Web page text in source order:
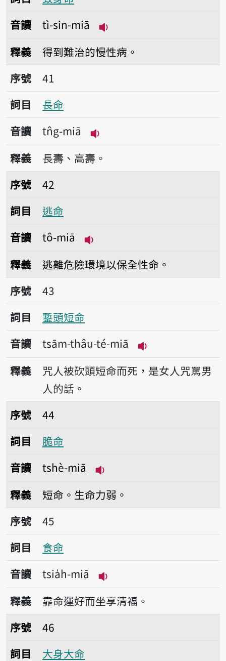
音讀
tì-sin-miā
釋義
得到難治的慢性病。
序號41長命
序號
41
詞目
長命
音讀
tn̂g-miā
播放音讀tn̂g-miā
釋義
長壽、高壽。
序號42逃命
序號
42
詞目
逃命
音讀
tô-miā
釋義
逃離危險環境以保全性命。
序號43鏨頭短命
序號
43
詞目
鏨頭短命
音讀
tsām-thâu-té-miā
播放音讀tsām-
釋義
咒人被砍頭短命而死，是女人咒罵男
人的話。
序號44脆命
序號
44
詞目
脆命
音讀
tshè-miā
釋義
短命。生命力弱。
序號45食命
序號
45
詞目
食命
音讀
tsia̍h-miā
播放音讀tsia̍h-miā
釋義
靠命運好而坐享清福。
序號46大身大命
序號
46
詞目
大身大命